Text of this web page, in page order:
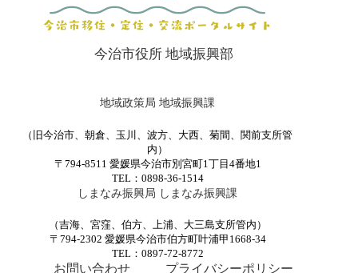
今治市役所 地域振興部
地域政策局 地域振興課
（旧今治市、朝倉、玉川、波方、大西、菊間、関前支所管
内）
〒794-8511 愛媛県今治市別宮町1丁目4番地1
TEL：0898-36-1514
しまなみ振興局 しまなみ振興課
（吉海、宮窪、伯方、上浦、大三島支所管内）
〒794-2302 愛媛県今治市伯方町叶浦甲1668-34
TEL：0897-72-8772
お問い合わせ プライバシーポリシー